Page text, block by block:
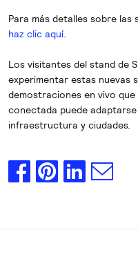
Para más detalles sobre las
haz clic aquí.
Los visitantes del stand de
experimentar estas nuevas
demostraciones en vivo
conectada puede
infraestructura y ciudades.